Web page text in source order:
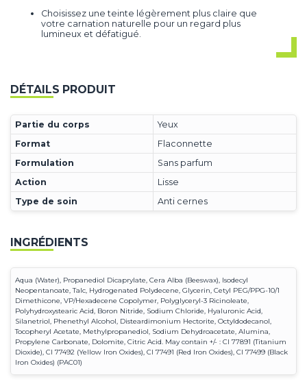
Choisissez une teinte légèrement plus claire que
votre carnation naturelle pour un regard plus
lumineux et défatigué.
DÉTAILS PRODUIT
Partie du corps
Yeux
Format
Flaconnette
Formulation
Sans parfum
Action
Lisse
Type de soin
Anti cernes
INGRÉDIENTS
Aqua (Water), Propanediol Dicaprylate, Cera Alba (Beeswax), Isodecyl
Neopentanoate, Talc, Hydrogenated Polydecene, Glycerin, Cetyl PEG/PPG-10/1
Dimethicone, VP/Hexadecene Copolymer, Polyglyceryl-3 Ricinoleate,
Polyhydroxystearic Acid, Boron Nitride, Sodium Chloride, Hyaluronic Acid,
Silanetriol, Phenethyl Alcohol, Disteardimonium Hectorite, Octyldodecanol,
Tocopheryl Acetate, Methylpropanediol, Sodium Dehydroacetate, Alumina,
Propylene Carbonate, Dolomite, Citric Acid. May contain +/- : CI 77891 (Titanium
Dioxide), CI 77492 (Yellow Iron Oxides), CI 77491 (Red Iron Oxides), CI 77499 (Black
Iron Oxides) (PAC01)